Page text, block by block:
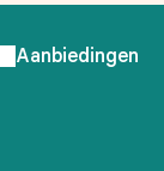
Aanbiedingen